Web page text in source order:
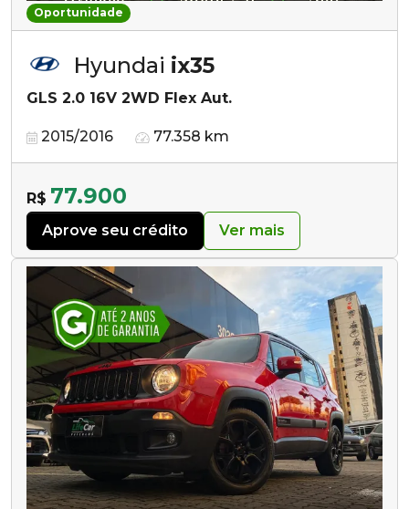
Oportunidade
Hyundai ix35
GLS 2.0 16V 2WD Flex Aut.
2015/2016 77.358 km
R$ 77.900
Aprove seu crédito Ver mais